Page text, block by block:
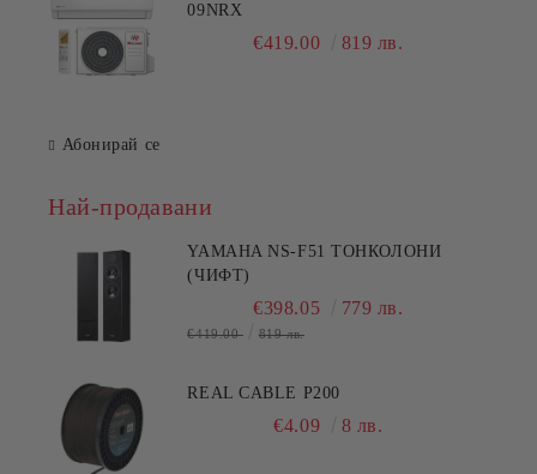
09NRX
€419.00 819 лв.
Абонирай се
Най-продавани
YAMAHA NS-F51 ТОНКОЛОНИ
(ЧИФТ)
€398.05 779 лв.
€419.00 819 лв.
REAL CABLE P200
€4.09 8 лв.